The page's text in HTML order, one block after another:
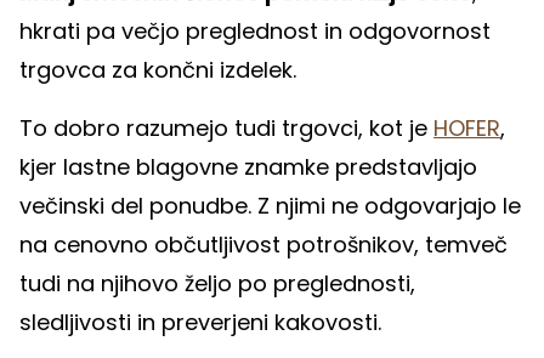
hkrati pa večjo preglednost in odgovornost
trgovca za končni izdelek.
To dobro razumejo tudi trgovci, kot je HOFER,
kjer lastne blagovne znamke predstavljajo
večinski del ponudbe. Z njimi ne odgovarjajo le
na cenovno občutljivost potrošnikov, temveč
tudi na njihovo željo po preglednosti,
sledljivosti in preverjeni kakovosti.